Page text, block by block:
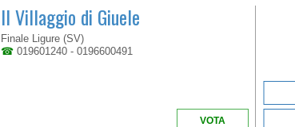
Il Villaggio di Giuele
Finale Ligure (SV)
☎ 019601240 - 0196600491
VOTA